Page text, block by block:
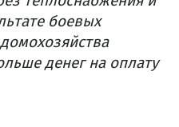
боевых
денег на оплату